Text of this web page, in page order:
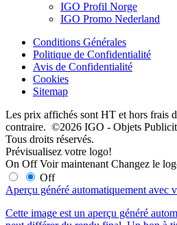
IGO Profil Norge
IGO Promo Nederland
Conditions Générales
Politique de Confidentialité
Avis de Confidentialité
Cookies
Sitemap
Les prix affichés sont HT et hors frais
contraire. ©2026 IGO - Objets
Tous droits réservés.
Prévisualisez votre logo!
On Off Voir maintenant Changez le
Off
Aperçu généré automatiquement avec
Cette image est un aperçu généré